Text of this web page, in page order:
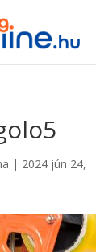
| 2024 jún 24,